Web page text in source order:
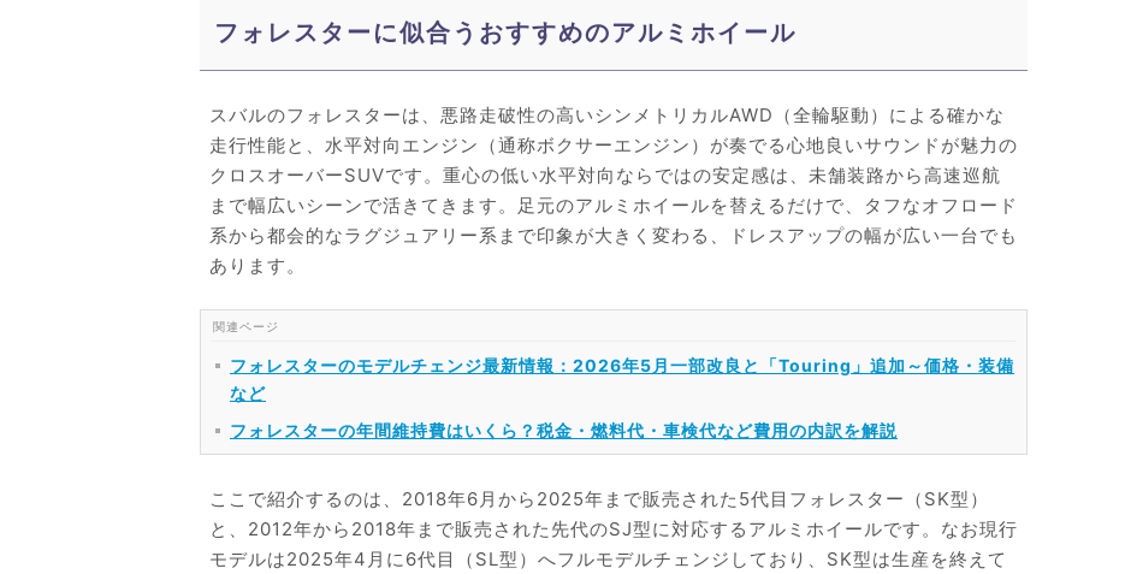
フォレスターに似合うおすすめのアルミホイール
スバルのフォレスターは、悪路走破性の高いシンメトリカルAWD（全輪駆動）による確かな
走行性能と、水平対向エンジン（通称ボクサーエンジン）が奏でる心地良いサウンドが魅力の
クロスオーバーSUVです。重心の低い水平対向ならではの安定感は、未舗装路から高速巡航
まで幅広いシーンで活きてきます。足元のアルミホイールを替えるだけで、タフなオフロード
系から都会的なラグジュアリー系まで印象が大きく変わる、ドレスアップの幅が広い一台でも
あります。
フォレスターのモデルチェンジ最新情報：2026年5月一部改良と「Touring」追加～価格・装備
など
フォレスターの年間維持費はいくら？税金・燃料代・車検代など費用の内訳を解説
ここで紹介するのは、2018年6月から2025年まで販売された5代目フォレスター（SK型）
と、2012年から2018年まで販売された先代のSJ型に対応するアルミホイールです。なお現行
モデルは2025年4月に6代目（SL型）へフルモデルチェンジしており、SK型は生産を終えて